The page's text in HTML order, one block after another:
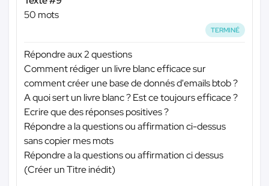
50 mots
TERMINÉ
Répondre aux 2 questions
Comment rédiger un livre blanc efficace sur
comment créer une base de donnés d'emails btob ?
A quoi sert un livre blanc ? Est ce toujours efficace ?
Ecrire que des réponses positives ?
Répondre a la questions ou affirmation ci-dessus
sans copier mes mots
Répondre a la questions ou affirmation ci dessus
(Créer un Titre inédit)